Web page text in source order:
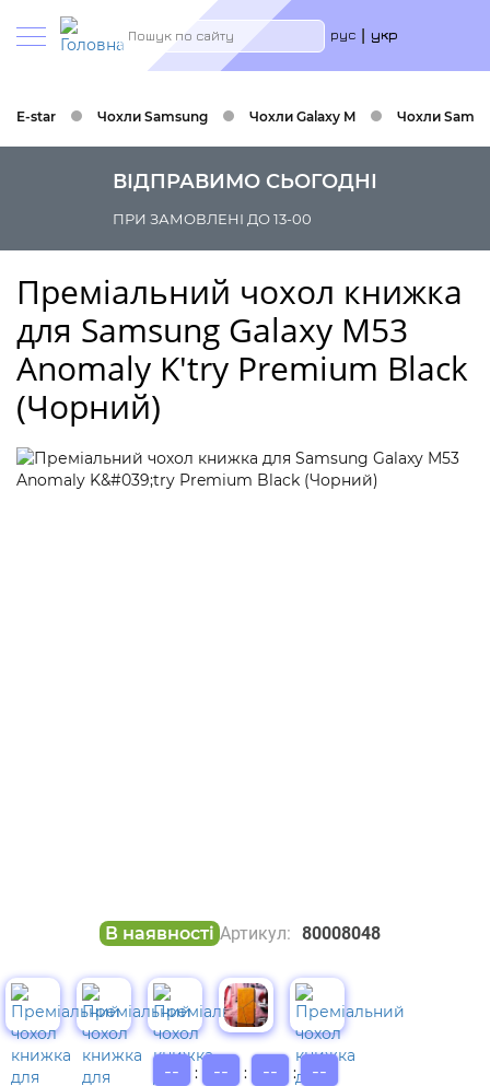
Пошук рус укр
E-star Чохли Samsung Чохли Galaxy M Чохли
ВІДПРАВИМО СЬОГОДНІ
ПРИ ЗАМОВЛЕНІ ДО 13-00
Преміальний чохол книжка
для Samsung Galaxy M53
Anomaly K'try Premium Black
(Чорний)
В наявності Артикул: 80008048
-- : -- : -- : --